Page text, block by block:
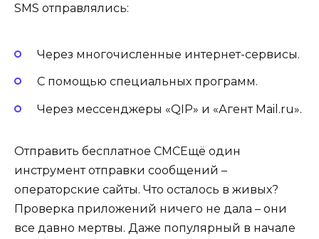
SMS отправлялись:
Через многочисленные интернет-сервисы.
С помощью специальных программ.
Через мессенджеры «QIP» и «Агент Mail.ru».
Отправить бесплатное СМСЕщё один
инструмент отправки сообщений –
операторские сайты. Что осталось в живых?
Проверка приложений ничего не дала – они
все давно мертвы. Даже популярный в начале